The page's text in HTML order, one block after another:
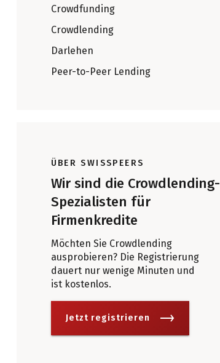
Crowdfunding
Crowdlending
Darlehen
Peer-to-Peer Lending
ÜBER SWISSPEERS
Wir sind die Crowdlending-
Spezialisten für
Firmenkredite
Möchten Sie Crowdlending
ausprobieren? Die Registrierung
dauert nur wenige Minuten und
ist kostenlos.
Jetzt registrieren